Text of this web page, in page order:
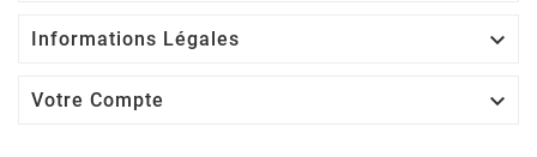
Informations Légales 
Votre Compte 